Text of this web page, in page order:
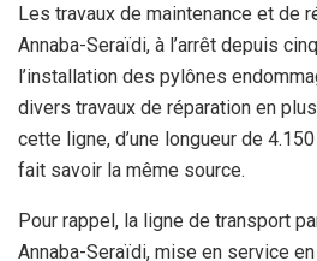
Les travaux de maintenance et de
Annaba-Seraïdi, à l’arrêt depuis
l’installation des pylônes
divers travaux de réparation en
cette ligne, d’une longueur de
fait savoir la même source.
Pour rappel, la ligne de transport
Annaba-Seraïdi, mise en service